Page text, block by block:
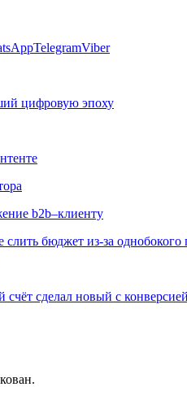
TelegramViber
цифровую эпоху
b2b–клиенту
бюджет из-за
счёт сделал новый с